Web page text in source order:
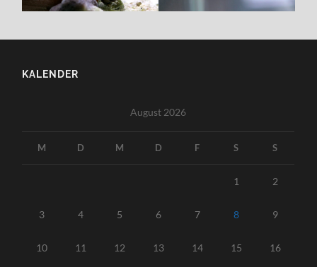
KALENDER
August 2026
M D M D F S S
1 2
3 4 5 6 7 8 9
10 11 12 13 14 15 16